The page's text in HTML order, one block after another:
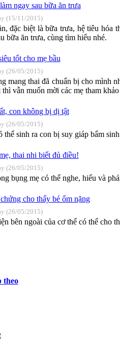
ngay sau bữa ăn trưa
(15/11/2015)
đặc biệt là bữa trưa, hệ tiêu
bữa ăn trưa, cùng tìm hiểu nhé.
tốt cho mẹ bầu
(26/05/2015)
mang thai đã chuẩn bị cho mình
vẫn muốn mời các mẹ tham
con không bị dị tật
(26/05/2015)
thể sinh ra con bị suy giáp bẩm
thai nhi biết đủ điều!
(26/05/2015)
bụng mẹ có thể nghe, hiểu và
cho thấy bé ốm nặng
(26/05/2015)
bên ngoài của cơ thể có thể cho
theo